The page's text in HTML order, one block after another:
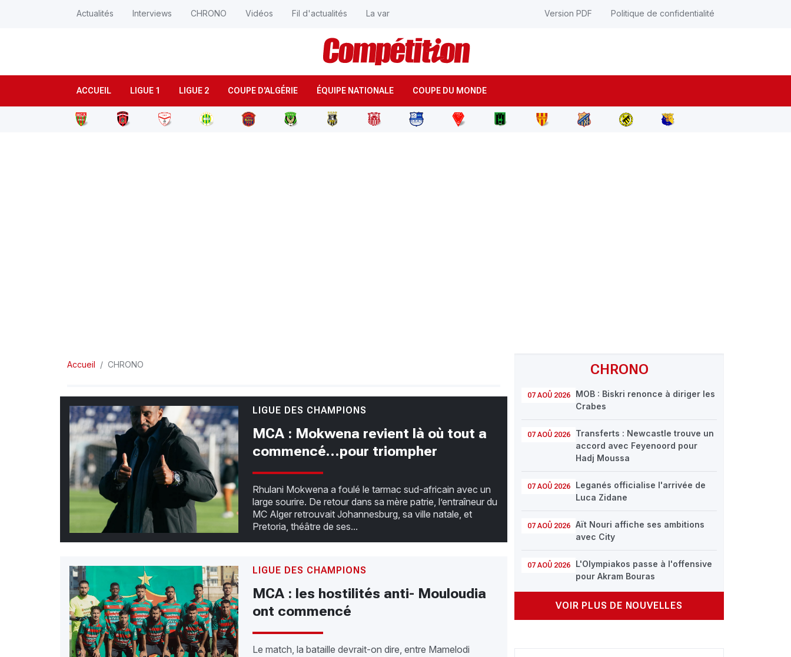
ACCUEIL LIGUE 1 LIGUE 2 COUPE D'ALGÉRIE ÉQUIPE NATIONALE COUPE DU MONDE
Actualités Interviews CHRONO Vidéos Fil d'actualités La var Version PDF Politique de confidentialité
CHRONO
07 AOÛ 2026
MOB : Biskri renonce à diriger les
Crabes
07 AOÛ 2026
Transferts : Newcastle trouve un
accord avec Feyenoord pour
Hadj Moussa
07 AOÛ 2026
Leganés officialise l'arrivée de
Luca Zidane
07 AOÛ 2026
Aït Nouri affiche ses ambitions
avec City
07 AOÛ 2026
L'Olympiakos passe à l'offensive
pour Akram Bouras
VOIR PLUS DE NOUVELLES
Accueil CHRONO
LIGUE DES CHAMPIONS
MCA : Mokwena revient là où tout a
commencé…pour triompher
Rhulani Mokwena a foulé le tarmac sud-africain avec un
large sourire. De retour dans sa mère patrie, l’entraîneur du
MC Alger retrouvait Johannesburg, sa ville natale, et
Pretoria, théâtre de ses...
LIGUE DES CHAMPIONS
MCA : les hostilités anti- Mouloudia
ont commencé
Le match, la bataille devrait-on dire, entre Mamelodi